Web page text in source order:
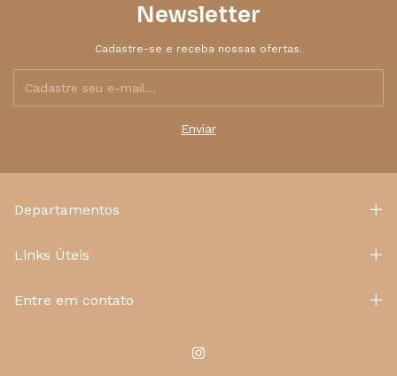
Newsletter
Cadastre-se e receba nossas ofertas.
Departamentos
Links Úteis
Entre em contato